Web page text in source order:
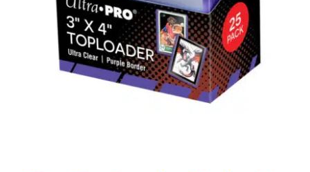
Greidauspalvelu